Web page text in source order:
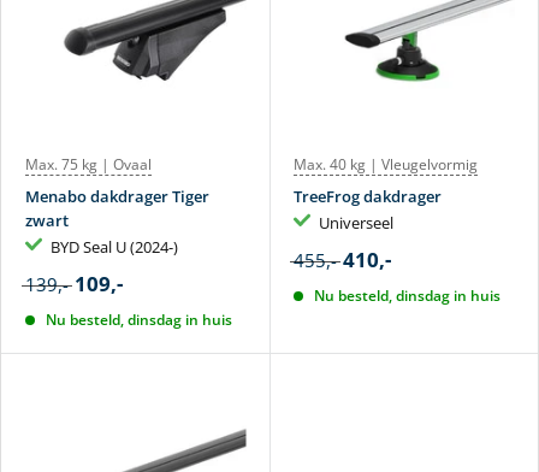
Max. 75 kg | Ovaal
Menabo dakdrager Tiger
zwart
BYD Seal U (2024-)
139,- 109,-
Nu besteld, dinsdag in huis
Max. 40 kg | Vleugelvormig
TreeFrog dakdrager
Universeel
455,- 410,-
Nu besteld, dinsdag in huis